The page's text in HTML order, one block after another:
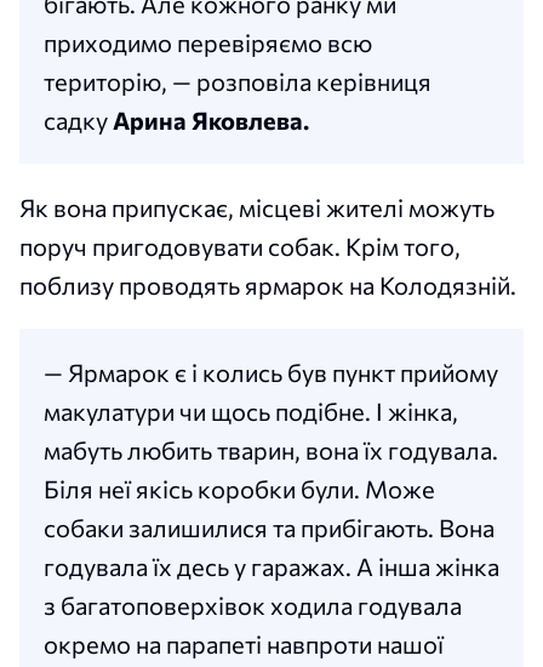
приходимо перевіряємо всю
територію, — розповіла керівниця
садкуАрина Яковлева.
Як вона припускає, місцеві жителі можуть
поруч пригодовувати собак. Крім того,
поблизу проводять ярмарок на Колодязній.
— Ярмарок є і колись був пункт прийому
макулатури чи щось подібне. І жінка,
мабуть любить тварин, вона їх годувала.
Біля неї якісь коробки були. Може
собаки залишилися та прибігають. Вона
годувала їх десь у гаражах. А інша жінка
з багатоповерхівок ходила годувала
окремо на парапеті навпроти нашої